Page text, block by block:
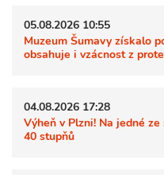
05.08.2026 10:55
Muzeum Šumavy získalo
obsahuje i vzácnost z
04.08.2026 17:28
Výheň v Plzni! Na jedné
40 stupňů